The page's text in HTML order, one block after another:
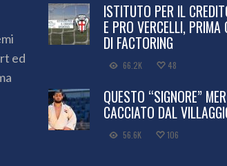
ed
ISTITUTO PER IL
E PRO VERCELLI, PRIMA
DI FACTORING
66.2K 48
QUESTO “SIGNORE”
CACCIATO DAL
56.6K 106